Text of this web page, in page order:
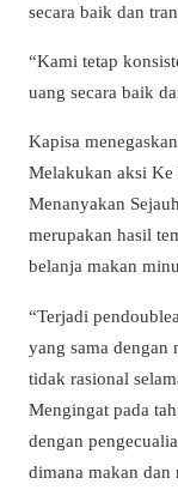
secara baik dan
“Kami tetap
uang secara baik
Kapisa
Melakukan aksi Ke
Menanyakan
merupakan hasil
belanja makan
“Terjadi
yang sama dengan
tidak rasional
Mengingat pada
dengan
dimana makan dan